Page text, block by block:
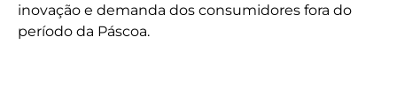
inovação e demanda dos consumidores fora do
período da Páscoa.